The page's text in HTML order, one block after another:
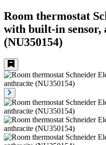
Room thermostat
with built-in sensor,
(NU350154)